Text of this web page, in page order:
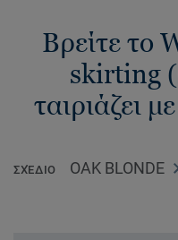
Βρείτε το
skirting
ταιριάζει
ΣΧΈΔΙΟ OAK BLONDE